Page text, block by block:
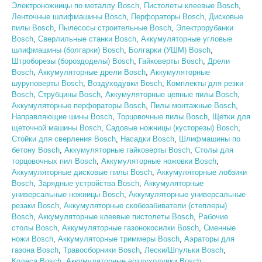
Электроножницы по металлу Bosch, Пистолеты клеевые Bosch,
Ленточные шлифмашины Bosch, Перфораторы Bosch, Дисковые
пилы Bosch, Пылесосы строительные Bosch, Электрорубанки
Bosch, Сверлильные станки Bosch, Аккумуляторные угловые
шлифмашины (болгарки) Bosch, Болгарки (УШМ) Bosch,
Штроборезы (бороздоделы) Bosch, Гайковерты Bosch, Дрели
Bosch, Аккумуляторные дрели Bosch, Аккумуляторные
шуруповерты Bosch, Воздуходувки Bosch, Комплекты для резки
Bosch, Струбцины Bosch, Аккумуляторные цепные пилы Bosch,
Аккумуляторные перфораторы Bosch, Пилы монтажные Bosch,
Направляющие шины Bosch, Торцовочные пилы Bosch, Щетки для
щеточной машины Bosch, Садовые ножницы (кусторезы) Bosch,
Стойки для сверления Bosch, Насадки Bosch, Шлифмашины по
бетону Bosch, Аккумуляторные гайковерты Bosch, Столы для
торцовочных пил Bosch, Аккумуляторные ножовки Bosch,
Аккумуляторные дисковые пилы Bosch, Аккумуляторные лобзики
Bosch, Зарядные устройства Bosch, Аккумуляторные
универсальные ножницы Bosch, Аккумуляторные универсальные
резаки Bosch, Аккумуляторные скобозабиватели (степлеры)
Bosch, Аккумуляторные клеевые пистолеты Bosch, Рабочие
столы Bosch, Аккумуляторные газонокосилки Bosch, Сменные
ножи Bosch, Аккумуляторные триммеры Bosch, Аэраторы для
газона Bosch, Травосборники Bosch, Лески/Шпульки Bosch,